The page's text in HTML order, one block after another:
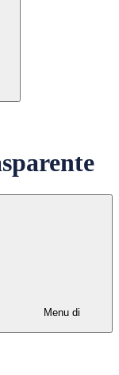
Menu di